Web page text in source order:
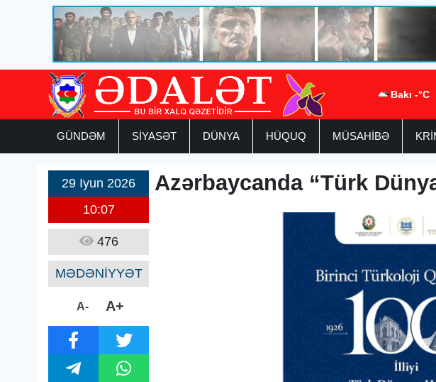
Bakı -°C
GÜNDƏM SİYASƏT DÜNYA HÜQUQ MÜSAHİBƏ
29 Iyun 2026
10:07
476
MƏDƏNİYYƏT
A- A+
Azərbaycanda “Türk